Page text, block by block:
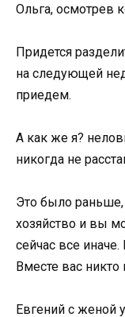
Ольга, осмотрев
Придется
на следующей
приедем.
А как же я?
никогда не
Это было
хозяйство и вы
сейчас все
Вместе вас никто
Евгений с